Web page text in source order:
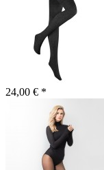
24,00 € *